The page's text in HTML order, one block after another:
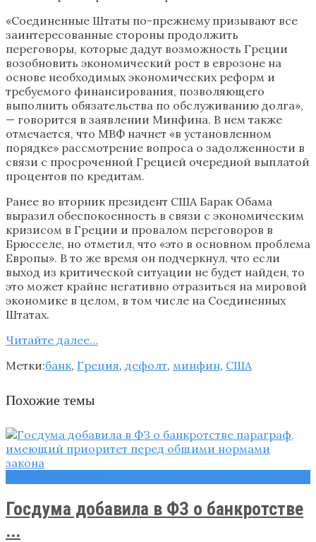
«Соединенные Штаты по-прежнему призывают все
заинтересованные стороны продолжить
переговоры, которые дадут возможность Греции
возобновить экономический рост в еврозоне на
основе необходимых экономических реформ и
требуемого финансирования, позволяющего
выполнить обязательства по обслуживанию долга»,
— говорится в заявлении Минфина. В нем также
отмечается, что МВФ начнет «в установленном
порядке» рассмотрение вопроса о задолженности в
связи с просроченной Грецией очередной выплатой
процентов по кредитам.
Ранее во вторник президент США Барак Обама
выразил обеспокоенность в связи с экономическим
кризисом в Греции и провалом переговоров в
Брюсселе, но отметил, что «это в основном проблема
Европы». В то же время он подчеркнул, что если
выход из критической ситуации не будет найден, то
это может крайне негативно отразиться на мировой
экономике в целом, в том числе на Соединенных
Штатах.
Читайте далее…
Метки:банк, Греция, дефолт, минфин, США
Похожие темы
Госдума добавила в ФЗ о банкротстве
...